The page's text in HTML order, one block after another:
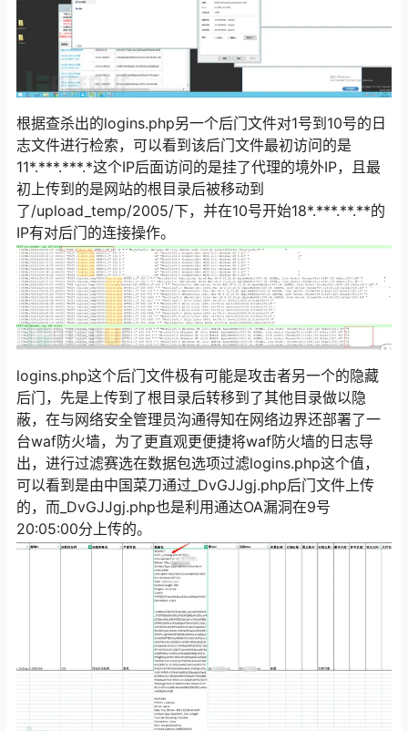
根据查杀出的logins.php另一个后门文件对1号到10号的日
志文件进行检索，可以看到该后门文件最初访问的是
11*.***.***.*这个IP后面访问的是挂了代理的境外IP，且最
初上传到的是网站的根目录后被移动到
了/upload_temp/2005/下，并在10号开始18*.***.**.**的
IP有对后门的连接操作。
logins.php这个后门文件极有可能是攻击者另一个的隐藏
后门，先是上传到了根目录后转移到了其他目录做以隐
蔽，在与网络安全管理员沟通得知在网络边界还部署了一
台waf防火墙，为了更直观更便捷将waf防火墙的日志导
出，进行过滤赛选在数据包选项过滤logins.php这个值，
可以看到是由中国菜刀通过_DvGJJgj.php后门文件上传
的，而_DvGJJgj.php也是利用通达OA漏洞在9号
20:05:00分上传的。